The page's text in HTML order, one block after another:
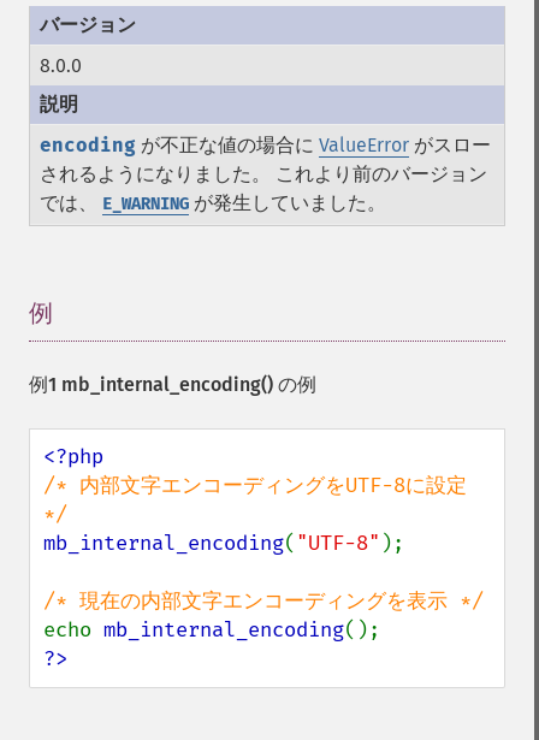
8.0.0
encoding が不正な値の場合に ValueError がスロー
されるようになりました。 これより前のバージョン
では、
E_WARNING が発生していました。
例
例1 mb_internal_encoding() の例
/* 内部文字エンコーディングをUTF-8に設定
mb_internal_encoding( "UTF-8" );
echo mb_internal_encoding
?>